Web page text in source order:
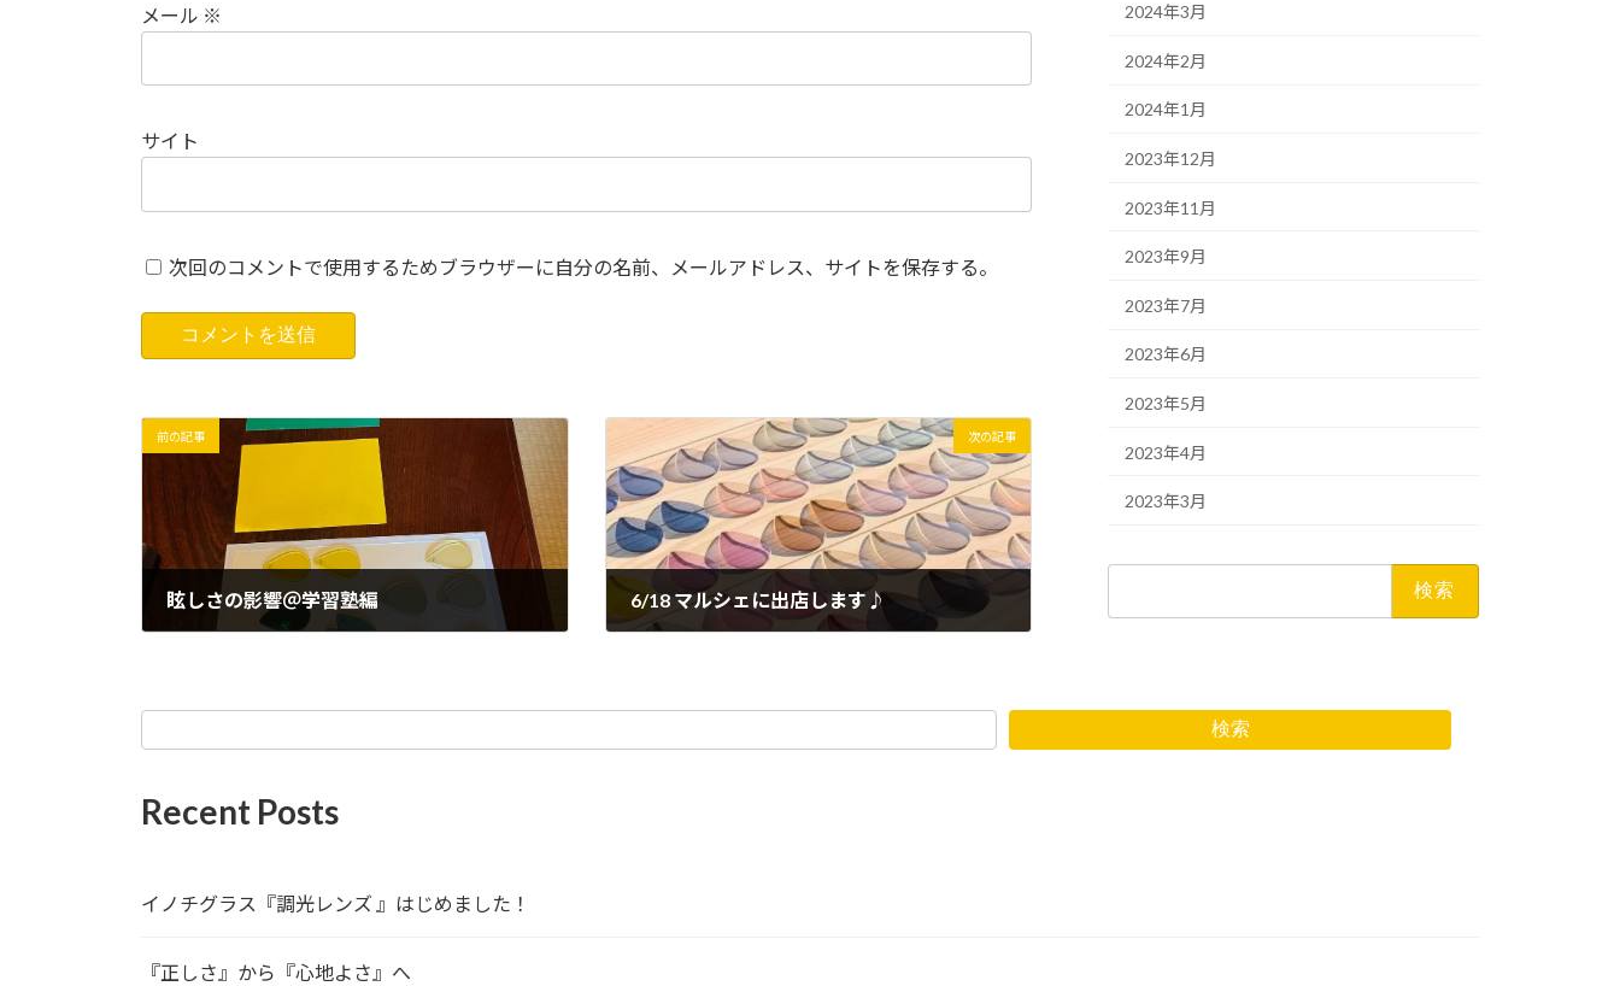
メール ※
サイト
次回のコメントで使用するためブラウザーに自分の名前、メールアドレス、サイトを保存する。
前の記事
眩しさの影響＠学習塾編
次の記事
6/18 マルシェに出店します♪
2024年3月
2024年2月
2024年1月
2023年12月
2023年11月
2023年9月
2023年7月
2023年6月
2023年5月
2023年4月
2023年3月
検索
Recent Posts
イノチグラス『調光レンズ 』はじめました！
『正しさ』から『心地よさ』へ